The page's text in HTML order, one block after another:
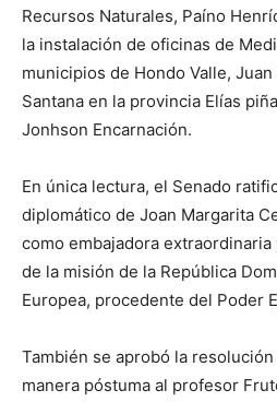
Recursos Naturales, Paíno
la instalación de oficinas de
municipios de Hondo Valle,
Santana en la provincia Elías
Jonhson Encarnación.
En única lectura, el Senado
diplomático de Joan Margarita
como embajadora
de la misión de la República
Europea, procedente del Poder
También se aprobó la
manera póstuma al profesor